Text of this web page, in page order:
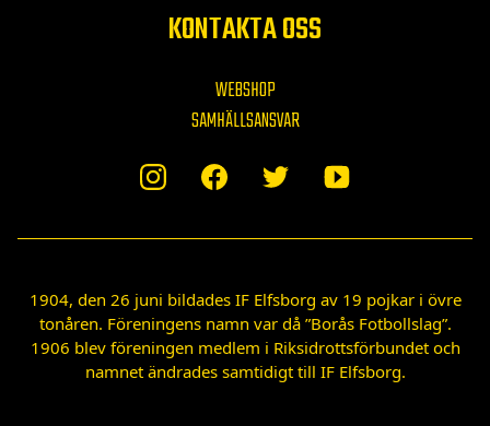
KONTAKTA OSS
WEBSHOP
SAMHÄLLSANSVAR
1904, den 26 juni bildades IF Elfsborg av 19 pojkar i övre
tonåren. Föreningens namn var då ”Borås Fotbollslag”.
1906 blev föreningen medlem i Riksidrottsförbundet och
namnet ändrades samtidigt till IF Elfsborg.